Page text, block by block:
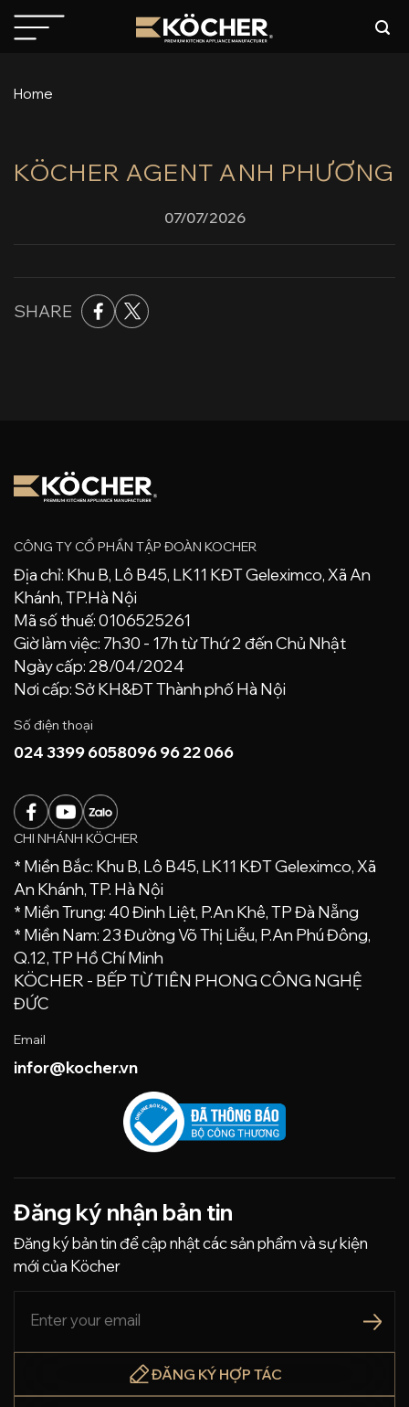
Skip
to
Home
KÖCHER AGENT ANH PHƯƠNG
07/07/2026
SHARE
CÔNG TY CỔ PHẦN TẬP ĐOÀN KOCHER
Địa chỉ: Khu B, Lô B45, LK11 KĐT Geleximco, Xã An
Khánh, TP.Hà Nội
Mã số thuế: 0106525261
Giờ làm việc: 7h30 - 17h từ Thứ 2 đến Chủ Nhật
Ngày cấp: 28/04/2024
Nơi cấp: Sở KH&ĐT Thành phố Hà Nội
Số điện thoại
024 3399 6058096 96 22 066
CHI NHÁNH KÖCHER
* Miền Bắc: Khu B, Lô B45, LK11 KĐT Geleximco, Xã
An Khánh, TP. Hà Nội
* Miền Trung: 40 Đinh Liệt, P.An Khê, TP Đà Nẵng
* Miền Nam: 23 Đường Võ Thị Liễu, P.An Phú Đông,
Q.12, TP Hồ Chí Minh
KÖCHER - BẾP TỪ TIÊN PHONG CÔNG NGHỆ
ĐỨC
Email
infor@kocher.vn
Đăng ký nhận bản tin
Đăng ký bản tin để cập nhật các sản phẩm và sự kiện
mới của Köcher
ĐĂNG KÝ HỢP TÁC